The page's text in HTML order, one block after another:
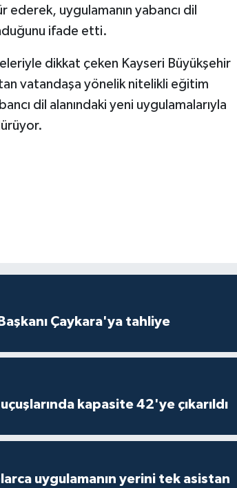
ederek, uygulamanın yabancı dil
ifade etti.
dikkat çeken Kayseri Büyükşehir
vatandaşa yönelik nitelikli eğitim
dil alanındaki yeni uygulamalarıyla
Çaykara'ya tahliye
kapasite 42'ye çıkarıldı
uygulamanın yerini tek asistan